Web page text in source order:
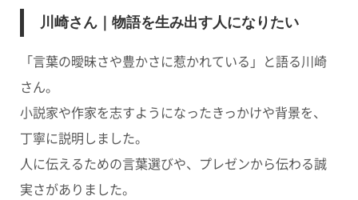
川崎さん｜物語を生み出す人になりたい
「言葉の曖昧さや豊かさに惹かれている」と語る川崎
さん。
小説家や作家を志すようになったきっかけや背景を、
丁寧に説明しました。
人に伝えるための言葉選びや、プレゼンから伝わる誠
実さがありました。